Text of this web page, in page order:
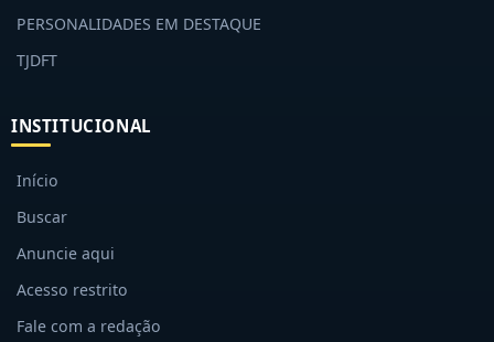
PERSONALIDADES EM DESTAQUE
TJDFT
INSTITUCIONAL
Início
Buscar
Anuncie aqui
Acesso restrito
Fale com a redação